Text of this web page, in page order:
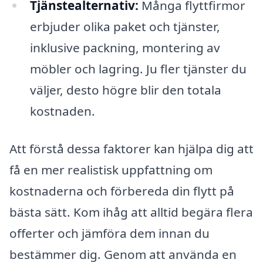
Tjänstealternativ: Många flyttfirmor
erbjuder olika paket och tjänster,
inklusive packning, montering av
möbler och lagring. Ju fler tjänster du
väljer, desto högre blir den totala
kostnaden.
Att förstå dessa faktorer kan hjälpa dig att
få en mer realistisk uppfattning om
kostnaderna och förbereda din flytt på
bästa sätt. Kom ihåg att alltid begära flera
offerter och jämföra dem innan du
bestämmer dig. Genom att använda en